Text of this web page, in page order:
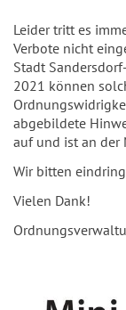
Leider tritt es
Verbote nicht
Stadt
2021 können
abgebildete
auf und ist an der
Wir bitten
Vielen Dank!